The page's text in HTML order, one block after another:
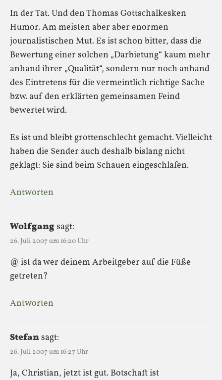
In der Tat. Und den Thomas Gottschalkesken
Humor. Am meisten aber aber enormen
journalistischen Mut. Es ist schon bitter, dass die
Bewertung einer solchen „Darbietung“ kaum mehr
anhand ihrer „Qualität“, sondern nur noch anhand
des Eintretens für die vermeintlich richtige Sache
bzw. auf den erklärten gemeinsamen Feind
bewertet wird.
Es ist und bleibt grottenschlecht gemacht. Vielleicht
haben die Sender auch deshalb bislang nicht
geklagt: Sie sind beim Schauen eingeschlafen.
Antworten
Wolfgangsagt:
26. Juli 2007 um 16:20 Uhr
@ ist da wer deinem Arbeitgeber auf die Füße
getreten?
Antworten
Stefansagt:
26. Juli 2007 um 16:27 Uhr
Ja, Christian, jetzt ist gut. Botschaft ist